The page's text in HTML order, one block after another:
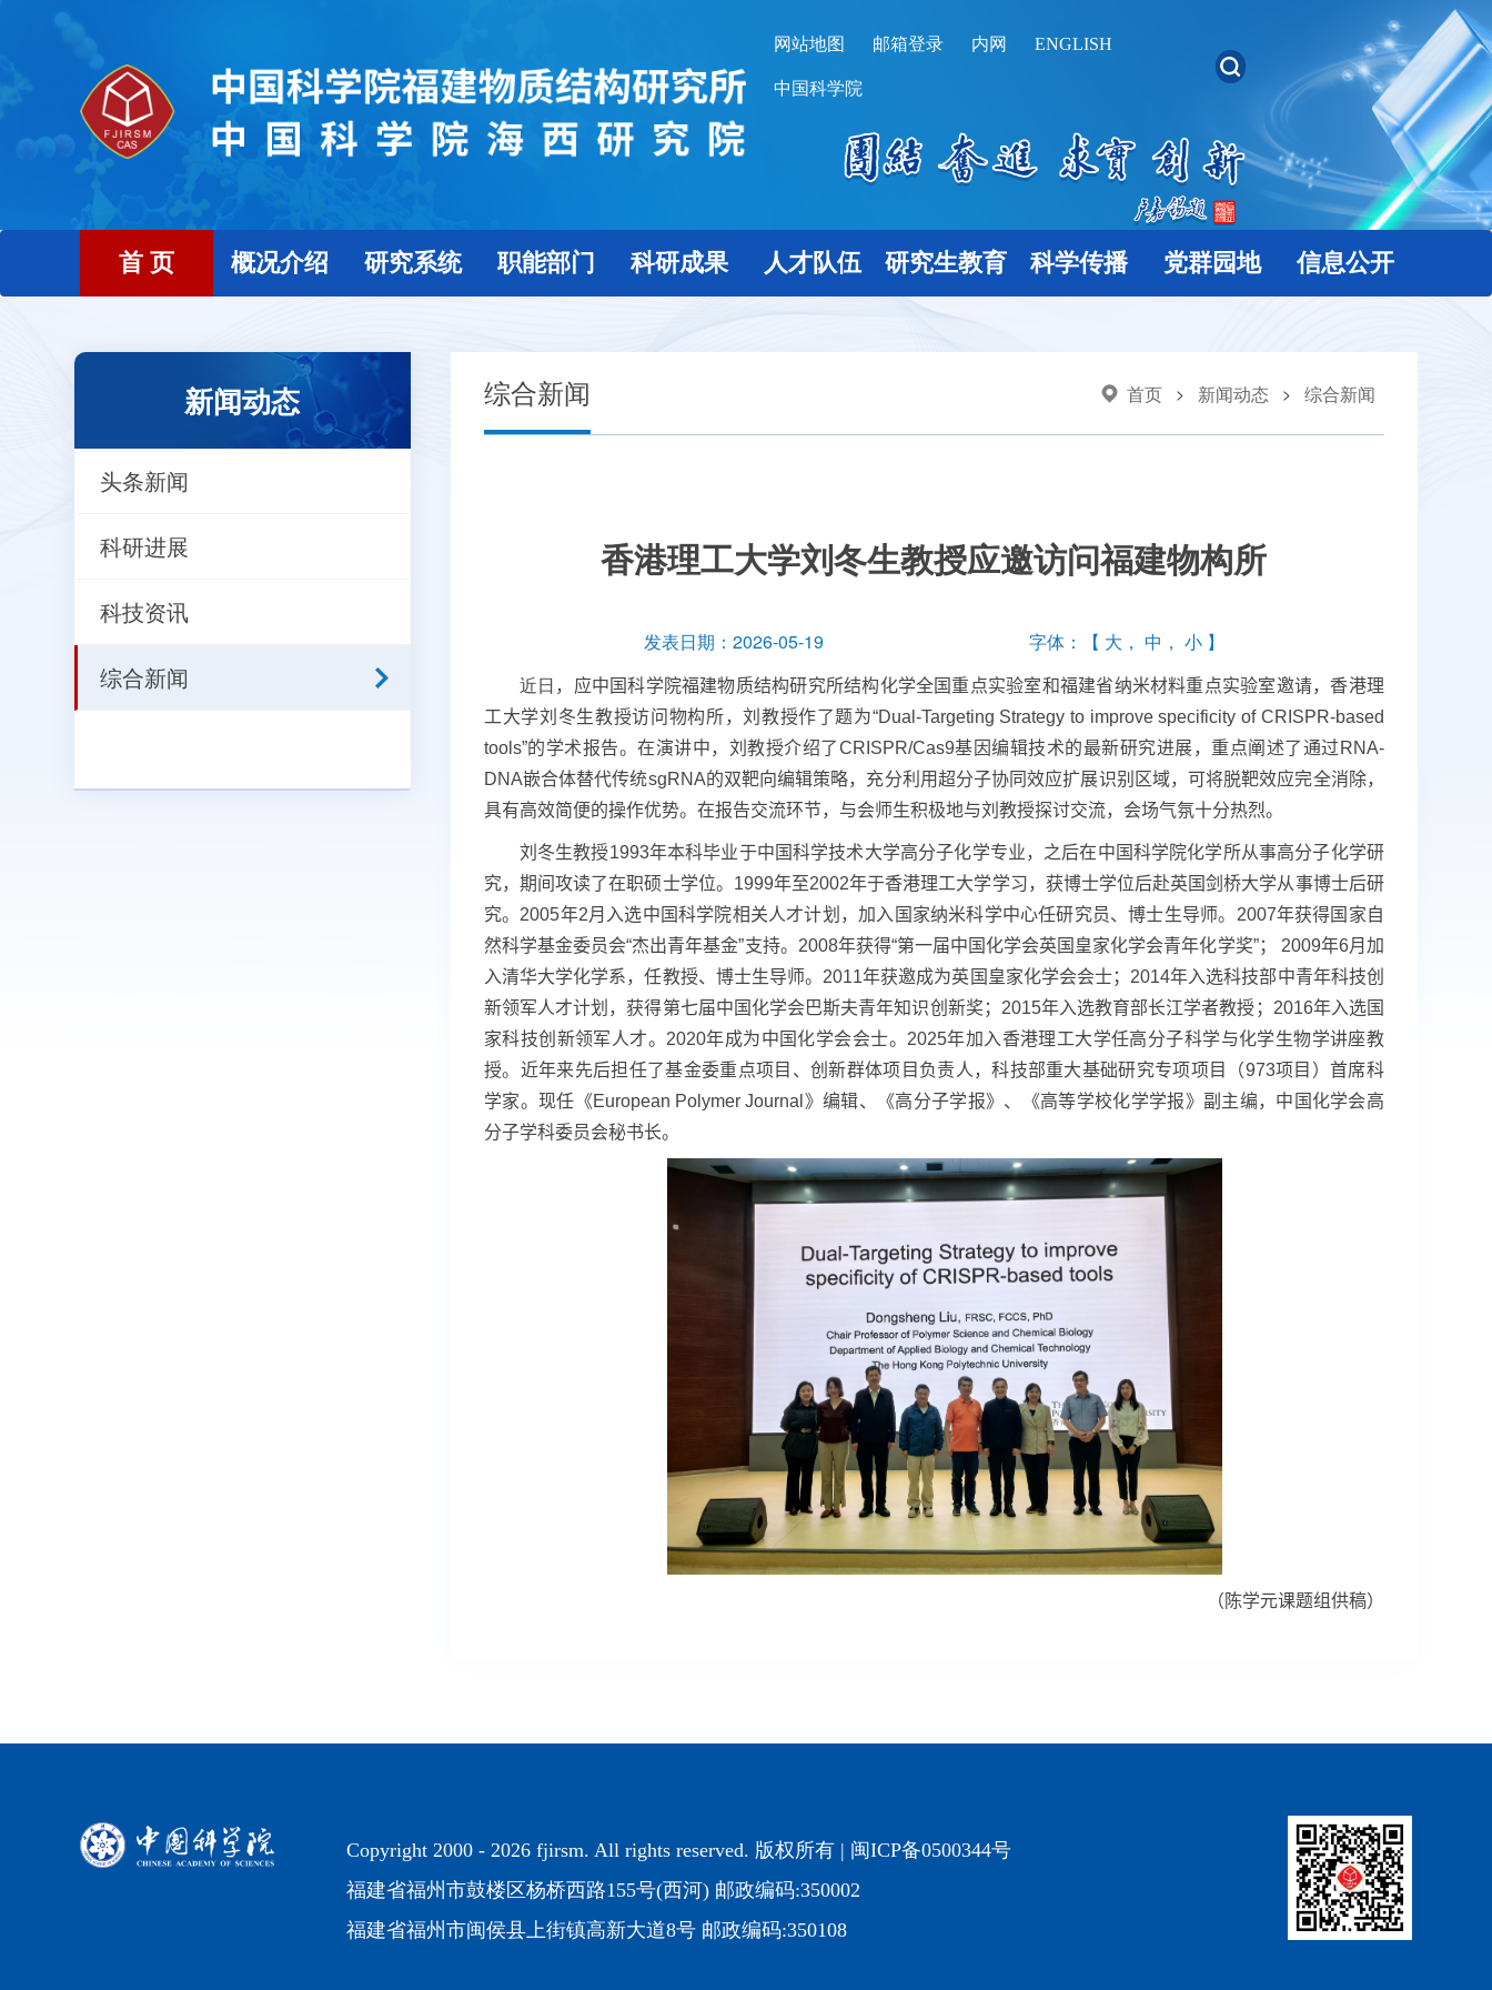
网站地图 邮箱登录 内网 ENGLISH
中国科学院
首 页 概况介绍 研究系统 职能部门 科研成果 人才队伍 研究生教育 科学传播 党群园地 信息公开
新闻动态
头条新闻
科研进展
科技资讯
综合新闻
综合新闻 首页 > 新闻动态 > 综合新闻
香港理工大学刘冬生教授应邀访问福建物构所
发表日期：2026-05-19 字体：【 大 ， 中 ， 小】
近日 ，应中国科学院福建物质结构研究所结构化学全国重点实验室和福建省纳米材料重点实验室邀请，香港理
工大学刘冬生教授访问物构所，刘教授作了题为“Dual-Targeting Strategy to improve specificity of CRISPR-based
tools”的学术报告。在演讲中，刘教授介绍了CRISPR/Cas9基因编辑技术的最新研究进展，重点阐述了通过 RNA-
DNA嵌合体替代传统sgRNA的双靶向编辑策略，充分利用超分子协同效应扩展识别区域，可将脱靶效应完全消除，
具有高效简便的操作优势。在报告交流环节，与会师生积极地与刘教授探讨交流，会场气氛十分热烈。
刘冬生教授1993年本科毕业于中国科学技术大学高分子化学专业，之后在中国科学院化学所从事高分子化学研
究，期间攻读了在职硕士学位。 1999年至2002年于香港理工大学学习，获博士学位后赴英国剑桥大学从事博士后研
究。 2005年2月入选中国科学院相关人才计划，加入国家纳米科学中心任研究员、博士生导师。 2007年获得国家自
然科学基金委员会“杰出青年基金”支持。 2008年获得“第一届中国化学会英国皇家化学会青年化学奖”； 2009年6月加
入清华大学化学系，任教授、博士生导师。 2011年获邀成为英国皇家化学会会士； 2014年入选科技部中青年科技创
新领军人才计划，获得第七届中国化学会巴斯夫青年知识创新奖； 2015年入选教育部长江学者教授； 2016年入选国
家科技创新领军人才。 2020年成为中国化学会会士。 2025年加入香港理工大学任高分子科学与化学生物学讲座教
授。近年来先后担任了基金委重点项目、创新群体项目负责人，科技部重大基础研究专项项目（973项目）首席科
学家。现任《European Polymer Journal 》编辑、《高分子学报》、《高等学校化学学报》副主编，中国化学会高
分子学科委员会秘书长。
（陈学元课题组供稿）
Copyright 2000 - 2026 fjirsm. All rights reserved. 版权所有 | 闽ICP备0500344号
福建省福州市鼓楼区杨桥西路155号(西河) 邮政编码:350002
福建省福州市闽侯县上街镇高新大道8号 邮政编码:350108